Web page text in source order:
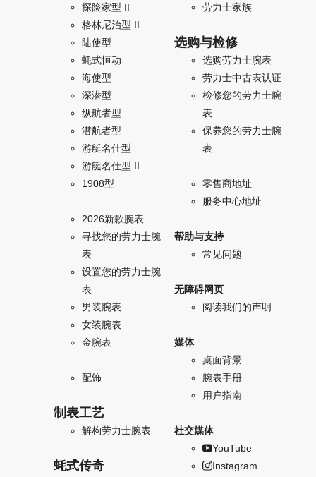
探险家型 II
格林尼治型 II
陆使型
蚝式恒动
海使型
深潜型
纵航者型
潜航者型
游艇名仕型
游艇名仕型 II
1908型
2026新款腕表
寻找您的劳力士腕
表
设置您的劳力士腕
表
男装腕表
女装腕表
金腕表
配饰
制表工艺
解构劳力士腕表
蚝式传奇
劳力士家族
选购与检修
选购劳力士腕表
劳力士中古表认证
检修您的劳力士腕
表
保养您的劳力士腕
表
零售商地址
服务中心地址
帮助与支持
常见问题
无障碍网页
阅读我们的声明
媒体
桌面背景
腕表手册
用户指南
社交媒体
YouTube
Instagram